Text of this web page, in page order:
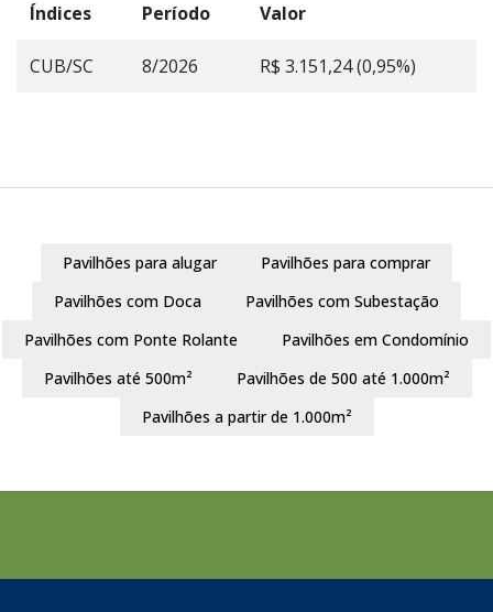
Índices Período Valor
CUB/SC 8/2026 R$ 3.151,24 (0,95%)
Pavilhões para alugar
Pavilhões para comprar
Pavilhões com Doca
Pavilhões com Subestação
Pavilhões com Ponte Rolante
Pavilhões em Condomínio
Pavilhões até 500m²
Pavilhões de 500 até 1.000m²
Pavilhões a partir de 1.000m²